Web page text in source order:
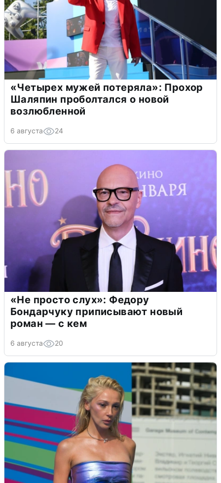
«Четырех мужей потеряла»: Прохор
Шаляпин проболтался о новой
возлюбленной
6 августа 24
«Не просто слух»: Федору
Бондарчуку приписывают новый
роман — с кем
6 августа 20